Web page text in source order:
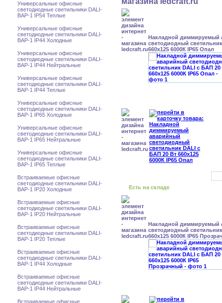
Универсальные офисные
светодиодные светильники DALI-
BAP-1 IP54 Теплые
Универсальные офисные
светодиодные светильники DALI-
BAP-1 IP44 Холодные
Универсальные офисные
светодиодные светильники DALI-
BAP-1 IP44 Нейтральные
Универсальные офисные
светодиодные светильники DALI-
BAP-1 IP44 Теплые
Универсальные офисные
светодиодные светильники DALI-
BAP-1 IP65 Холодные
Универсальные офисные
светодиодные светильники DALI-
BAP-1 IP65 Нейтральные
Универсальные офисные
светодиодные светильники DALI-
BAP-1 IP65 Теплые
Встраиваемые офисные
светодиодные светильники DALI-
BAP-1 IP20 Холодные
Встраиваемые офисные
светодиодные светильники DALI-
BAP-1 IP20 Нейтральные
Встраиваемые офисные
светодиодные светильники DALI-
BAP-1 IP20 Теплые
Встраиваемые офисные
светодиодные светильники DALI-
BAP-1 IP44 Холодные
Встраиваемые офисные
светодиодные светильники DALI-
BAP-1 IP44 Нейтральные
Встраиваемые офисные
Накладной диммируемый
светодиодный
660x125 6000К IP65 Опал
Есть на складе
Накладной диммируемый
светодиодный
660x125 6000К IP65